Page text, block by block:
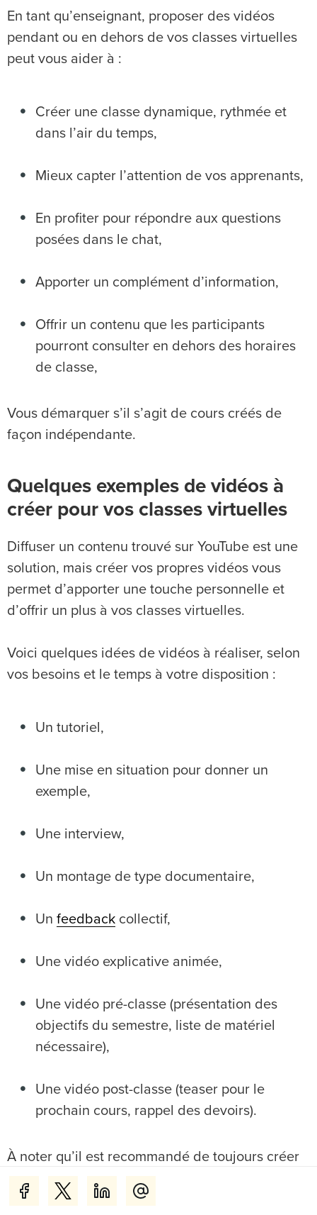
En tant qu’enseignant, proposer des vidéos
pendant ou en dehors de vos classes virtuelles
peut vous aider à :
Créer une classe dynamique, rythmée et
dans l’air du temps,
Mieux capter l’attention de vos apprenants,
En profiter pour répondre aux questions
posées dans le chat,
Apporter un complément d’information,
Offrir un contenu que les participants
pourront consulter en dehors des horaires
de classe,
Vous démarquer s’il s’agit de cours créés de
façon indépendante.
Quelques exemples de vidéos à
créer pour vos classes virtuelles
Diffuser un contenu trouvé sur YouTube est une
solution, mais créer vos propres vidéos vous
permet d’apporter une touche personnelle et
d’offrir un plus à vos classes virtuelles.
Voici quelques idées de vidéos à réaliser, selon
vos besoins et le temps à votre disposition :
Un tutoriel,
Une mise en situation pour donner un
exemple,
Une interview,
Un montage de type documentaire,
Un feedback collectif,
Une vidéo explicative animée,
Une vidéo pré-classe (présentation des
objectifs du semestre, liste de matériel
nécessaire),
Une vidéo post-classe (teaser pour le
prochain cours, rappel des devoirs).
À noter qu’il est recommandé de toujours créer
virtuelles. Le but n’est pas de vous faire perdre